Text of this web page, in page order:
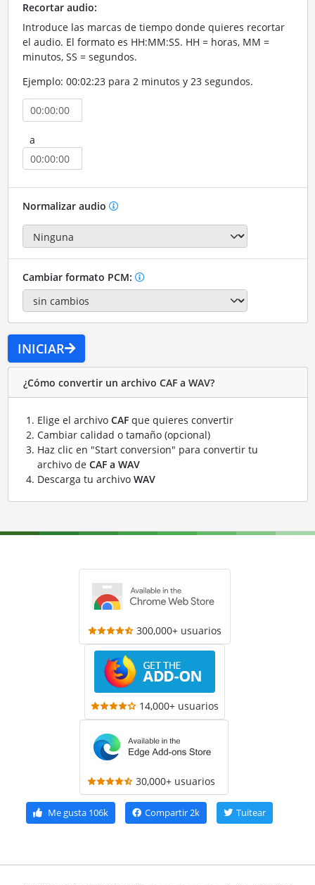
Recortar audio:
Introduce las marcas de tiempo donde quieres recortar
el audio. El formato es HH:MM:SS. HH = horas, MM =
minutos, SS = segundos.
Ejemplo: 00:02:23 para 2 minutos y 23 segundos.
a
Normalizar audio
Cambiar formato PCM:
INICIAR
¿Cómo convertir un archivo CAF a WAV?
Elige el archivo CAFque quieres convertir
Cambiar calidad o tamaño (opcional)
Haz clic en "Start conversion" para convertir tu
archivo de CAF a WAV
Descarga tu archivo WAV
300,000+ usuarios
14,000+ usuarios
30,000+ usuarios
Me gusta106k Compartir2k Tuitear